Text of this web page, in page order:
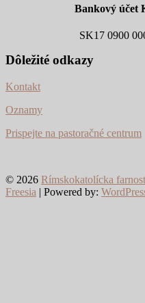
Bankový účet
SK17 0900
Dôležité odkazy
Kontakt
Oznamy
Prispejte na pastoračné centrum
© 2026 Rímskokatolícka
Freesia | Powered by: